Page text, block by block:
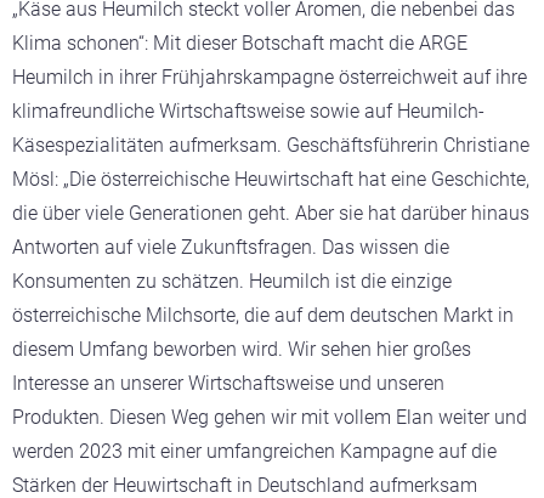
„Käse aus Heumilch steckt voller Aromen, die nebenbei das
Klima schonen“: Mit dieser Botschaft macht die ARGE
Heumilch in ihrer Frühjahrskampagne österreichweit auf ihre
klimafreundliche Wirtschaftsweise sowie auf Heumilch-
Käsespezialitäten aufmerksam. Geschäftsführerin Christiane
Mösl: „Die österreichische Heuwirtschaft hat eine Geschichte,
die über viele Generationen geht. Aber sie hat darüber hinaus
Antworten auf viele Zukunftsfragen. Das wissen die
Konsumenten zu schätzen. Heumilch ist die einzige
österreichische Milchsorte, die auf dem deutschen Markt in
diesem Umfang beworben wird. Wir sehen hier großes
Interesse an unserer Wirtschaftsweise und unseren
Produkten. Diesen Weg gehen wir mit vollem Elan weiter und
werden 2023 mit einer umfangreichen Kampagne auf die
Stärken der Heuwirtschaft in Deutschland aufmerksam